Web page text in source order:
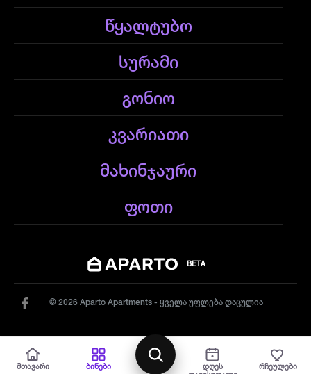
მთავარი ბინები
დღეს
რჩეულები
რუქა
წყალტუბო
სურამი
გონიო
კვარიათი
მახინჯაური
ფოთი
BETA
© 2026 Aparto Apartments - ყველა უფლება დაცულია